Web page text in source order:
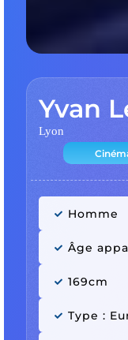
Yvan
Lyon
Homme
Âge
169cm
Type :